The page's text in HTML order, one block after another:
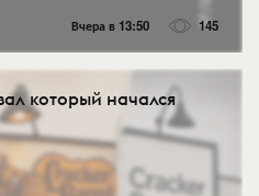
Вчера в 13:50 145
который начался